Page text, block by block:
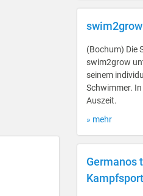
(Bochum) Die
swim2grow
seinem
Schwimmer.
Auszeit.
» mehr
Germanos